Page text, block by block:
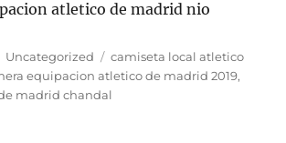
Categorías
Uncategorized Etiquetas
camiseta local atletico
equipacion atletico de madrid 2019,
madrid chandal